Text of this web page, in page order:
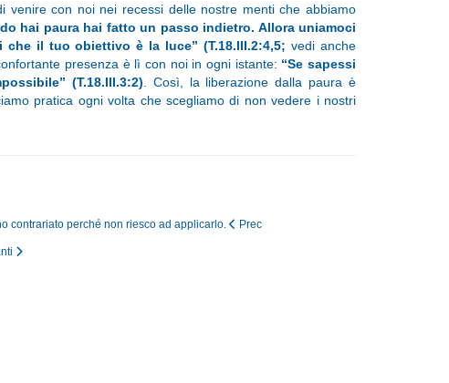
con noi nei recessi delle nostre menti che abbiamo
hai paura hai fatto un passo indietro. Allora uniamoci
il tuo obiettivo è la luce” (T.18.III.2:4,5;vedi anche
presenza è lì con noi in ogni istante: “Se sapessi
(T.18.III.3:2) . Così, la liberazione dalla paura è
pratica ogni volta che scegliamo di non vedere i nostri
contrariato perché non riesco ad applicarlo. Prec